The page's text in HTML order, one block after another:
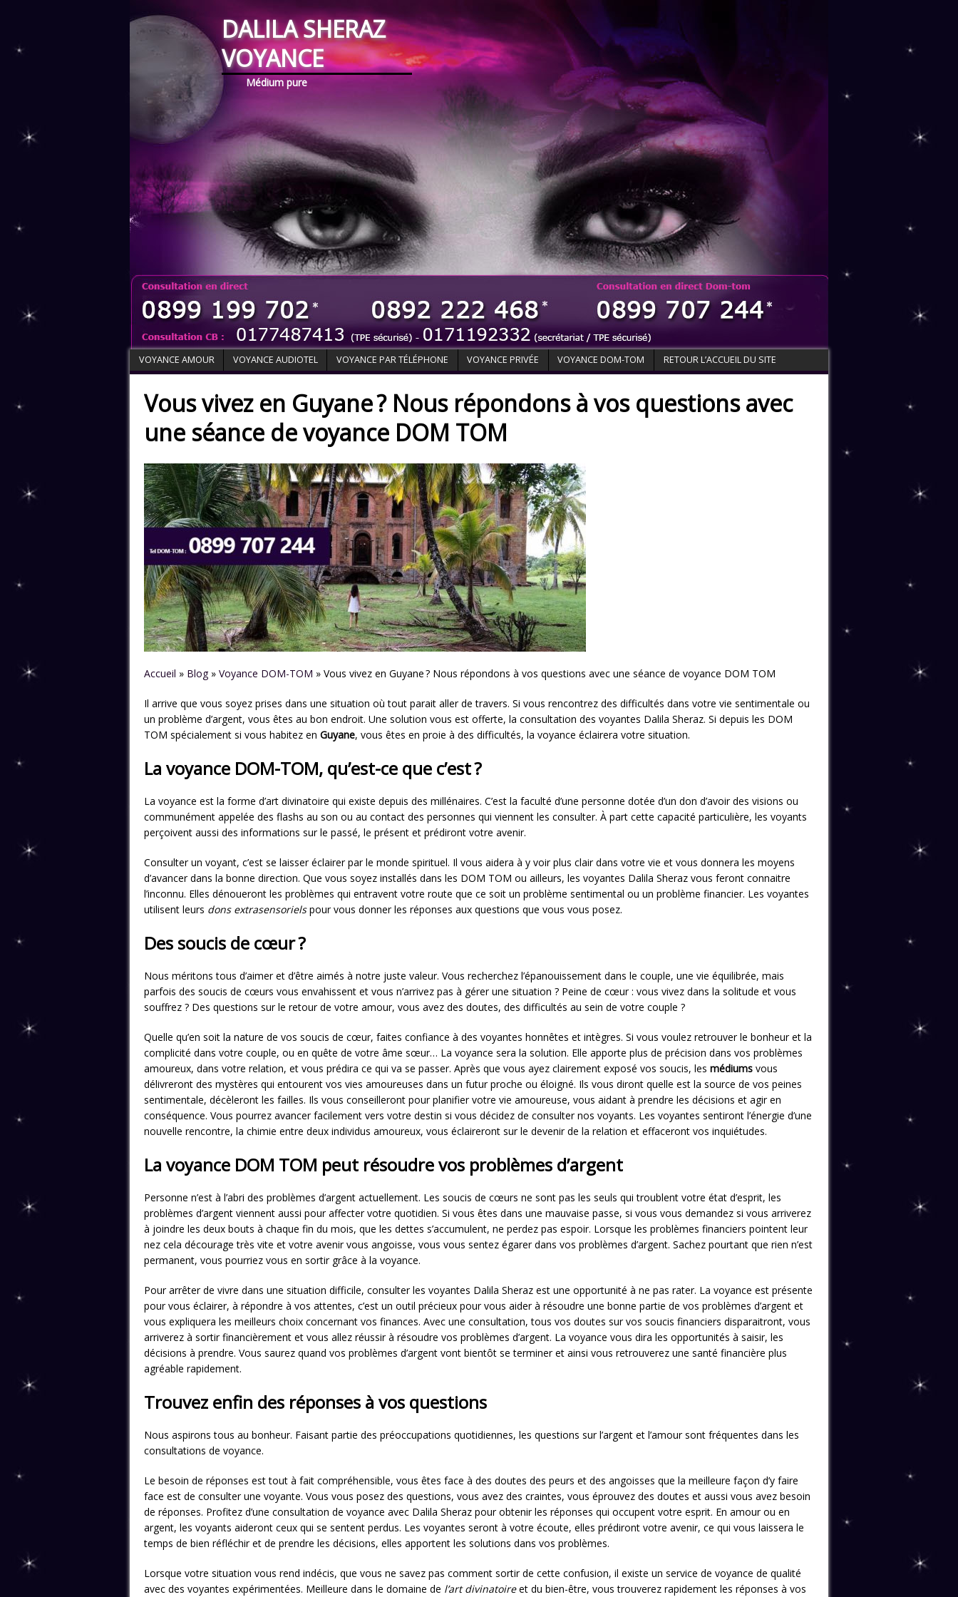
DALILA SHERAZ
VOYANCE
Médium pure
VOYANCE AMOUR VOYANCE AUDIOTEL VOYANCE PAR TÉLÉPHONE VOYANCE PRIVÉE VOYANCE DOM-TOM RETOUR L’ACCUEIL DU SITE
Vous vivez en Guyane ? Nous répondons à vos questions avec
une séance de voyance DOM TOM
Accueil » Blog» Voyance DOM-TOM » Vous vivez en Guyane ? Nous répondons à vos questions avec une séance de voyance DOM TOM
Il arrive que vous soyez prises dans une situation où tout parait aller de travers. Si vous rencontrez des difficultés dans votre vie sentimentale ou
un problème d’argent, vous êtes au bon endroit. Une solution vous est offerte, la consultation des voyantes Dalila Sheraz. Si depuis les DOM
TOM spécialement si vous habitez en Guyane, vous êtes en proie à des difficultés, la voyance éclairera votre situation.
La voyance DOM-TOM, qu’est-ce que c’est ?
La voyance est la forme d’art divinatoire qui existe depuis des millénaires. C’est la faculté d’une personne dotée d’un don d’avoir des visions ou
communément appelée des flashs au son ou au contact des personnes qui viennent les consulter. À part cette capacité particulière, les voyants
perçoivent aussi des informations sur le passé, le présent et prédiront votre avenir.
Consulter un voyant, c’est se laisser éclairer par le monde spirituel. Il vous aidera à y voir plus clair dans votre vie et vous donnera les moyens
d’avancer dans la bonne direction. Que vous soyez installés dans les DOM TOM ou ailleurs, les voyantes Dalila Sheraz vous feront connaitre
l’inconnu. Elles dénoueront les problèmes qui entravent votre route que ce soit un problème sentimental ou un problème financier. Les voyantes
utilisent leurs dons extrasensorielspour vous donner les réponses aux questions que vous vous posez.
Des soucis de cœur ?
Nous méritons tous d’aimer et d’être aimés à notre juste valeur. Vous recherchez l’épanouissement dans le couple, une vie équilibrée, mais
parfois des soucis de cœurs vous envahissent et vous n’arrivez pas à gérer une situation ? Peine de cœur : vous vivez dans la solitude et vous
souffrez ? Des questions sur le retour de votre amour, vous avez des doutes, des difficultés au sein de votre couple ?
Quelle qu’en soit la nature de vos soucis de cœur, faites confiance à des voyantes honnêtes et intègres. Si vous voulez retrouver le bonheur et la
complicité dans votre couple, ou en quête de votre âme sœur… La voyance sera la solution. Elle apporte plus de précision dans vos problèmes
amoureux, dans votre relation, et vous prédira ce qui va se passer. Après que vous ayez clairement exposé vos soucis, les médiums vous
délivreront des mystères qui entourent vos vies amoureuses dans un futur proche ou éloigné. Ils vous diront quelle est la source de vos peines
sentimentale, décèleront les failles. Ils vous conseilleront pour planifier votre vie amoureuse, vous aidant à prendre les décisions et agir en
conséquence. Vous pourrez avancer facilement vers votre destin si vous décidez de consulter nos voyants. Les voyantes sentiront l’énergie d’une
nouvelle rencontre, la chimie entre deux individus amoureux, vous éclaireront sur le devenir de la relation et effaceront vos inquiétudes.
La voyance DOM TOM peut résoudre vos problèmes d’argent
Personne n’est à l’abri des problèmes d’argent actuellement. Les soucis de cœurs ne sont pas les seuls qui troublent votre état d’esprit, les
problèmes d’argent viennent aussi pour affecter votre quotidien. Si vous êtes dans une mauvaise passe, si vous vous demandez si vous arriverez
à joindre les deux bouts à chaque fin du mois, que les dettes s’accumulent, ne perdez pas espoir. Lorsque les problèmes financiers pointent leur
nez cela décourage très vite et votre avenir vous angoisse, vous vous sentez égarer dans vos problèmes d’argent. Sachez pourtant que rien n’est
permanent, vous pourriez vous en sortir grâce à la voyance.
Pour arrêter de vivre dans une situation difficile, consulter les voyantes Dalila Sheraz est une opportunité à ne pas rater. La voyance est présente
pour vous éclairer, à répondre à vos attentes, c’est un outil précieux pour vous aider à résoudre une bonne partie de vos problèmes d’argent et
vous expliquera les meilleurs choix concernant vos finances. Avec une consultation, tous vos doutes sur vos soucis financiers disparaitront, vous
arriverez à sortir financièrement et vous allez réussir à résoudre vos problèmes d’argent. La voyance vous dira les opportunités à saisir, les
décisions à prendre. Vous saurez quand vos problèmes d’argent vont bientôt se terminer et ainsi vous retrouverez une santé financière plus
agréable rapidement.
Trouvez enfin des réponses à vos questions
Nous aspirons tous au bonheur. Faisant partie des préoccupations quotidiennes, les questions sur l’argent et l’amour sont fréquentes dans les
consultations de voyance.
Le besoin de réponses est tout à fait compréhensible, vous êtes face à des doutes des peurs et des angoisses que la meilleure façon d’y faire
face est de consulter une voyante. Vous vous posez des questions, vous avez des craintes, vous éprouvez des doutes et aussi vous avez besoin
de réponses. Profitez d’une consultation de voyance avec Dalila Sheraz pour obtenir les réponses qui occupent votre esprit. En amour ou en
argent, les voyants aideront ceux qui se sentent perdus. Les voyantes seront à votre écoute, elles prédiront votre avenir, ce qui vous laissera le
temps de bien réfléchir et de prendre les décisions, elles apportent les solutions dans vos problèmes.
Lorsque votre situation vous rend indécis, que vous ne savez pas comment sortir de cette confusion, il existe un service de voyance de qualité
avec des voyantes expérimentées. Meilleure dans le domaine de l’art divinatoireet du bien-être, vous trouverez rapidement les réponses à vos